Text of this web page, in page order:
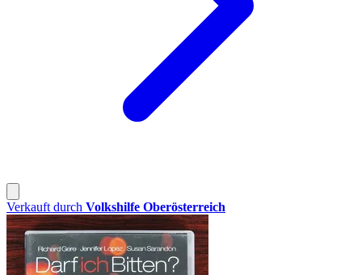
Verkauft durch Volkshilfe Oberösterreich